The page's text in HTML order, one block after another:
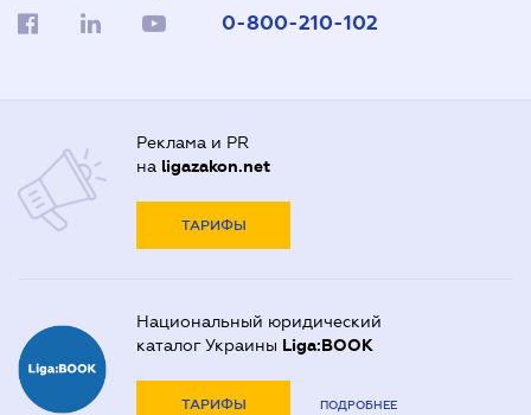
0-800-210-102
Реклама и PR
на ligazakon.net
ТАРИФЫ
Национальный юридический
каталог Украины Liga:BOOK
ТАРИФЫ ПОДРОБНЕЕ